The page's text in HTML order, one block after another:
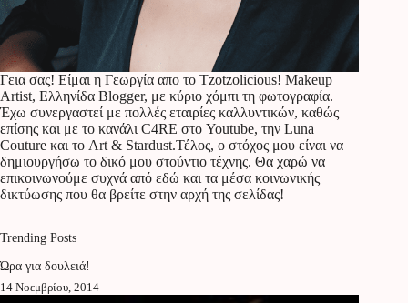
Γεια σας! Είμαι η Γεωργία απο το Tzotzolicious! Makeup
Artist, Ελληνίδα Blogger, με κύριο χόμπι τη φωτογραφία.
Έχω συνεργαστεί με πολλές εταιρίες καλλυντικών, καθώς
επίσης και με το κανάλι C4RE στο Youtube, την Luna
Couture και το Art & Stardust.Τέλος, ο στόχος μου είναι να
δημιουργήσω το δικό μου στούντιο τέχνης. Θα χαρώ να
επικοινωνούμε συχνά από εδώ και τα μέσα κοινωνικής
δικτύωσης που θα βρείτε στην αρχή της σελίδας!
Trending Posts
Ώρα για δουλειά!
14 Νοεμβρίου, 2014